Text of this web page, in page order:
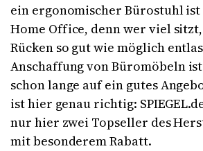
ein ergonomischer Bürostuhl
Home Office, denn wer viel
Rücken so gut wie möglich
Anschaffung von Büromöbeln
schon lange auf ein gutes
ist hier genau richtig:
nur hier zwei Topseller des
mit besonderem Rabatt.